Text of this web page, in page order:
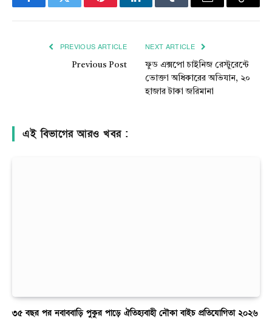
FacebookTwitter PinterestLinkedInTumblr Email
Copy
PREVIOUS ARTICLE
Previous Post
NEXT ARTICLE
ফুড এক্সপো চাইনিজ রেস্টুরেন্টে
ভোক্তা অধিকারের অভিযান, ২০
হাজার টাকা জরিমানা
এই বিভাগের আরও খবর :
৩৫ বছর পর নবাববাড়ি পুকুর পাড়ে ঐতিহ্যবাহী নৌকা বাইচ প্রতিযোগিতা ২০২৬